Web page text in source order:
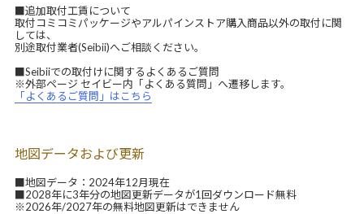
■追加取付工賃について
取付コミコミパッケージやアルパインストア購入商品以外の取付に関
しては、
別途取付業者(Seibii)へご相談ください。
■Seibiiでの取付けに関するよくあるご質問
※外部ページ セイビー内「よくある質問」へ遷移します。
「よくあるご質問」はこちら
地図データおよび更新
■地図データ：2024年12月現在
■2028年に3年分の地図更新データが1回ダウンロード無料
※2026年/2027年の無料地図更新はできません